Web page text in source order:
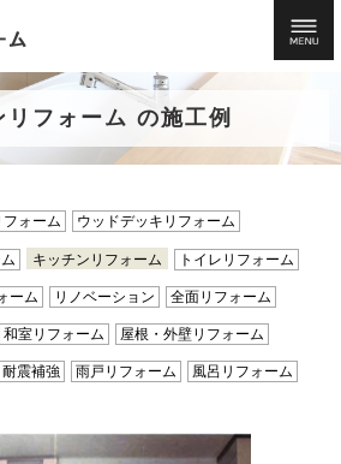
リフォーム の施工例
ォーム ウッドデッキリフォーム
キッチンリフォーム トイレリフォーム
ーム リノベーション 全面リフォーム
和室リフォーム 屋根・外壁リフォーム
耐震補強 雨戸リフォーム 風呂リフォーム